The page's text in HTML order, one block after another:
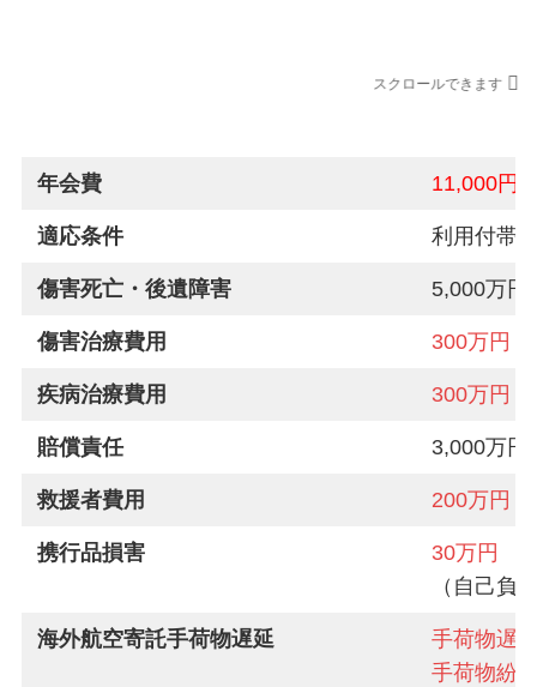
スクロールできます
年会費 11,000円
適応条件 利用付帯
傷害死亡・後遺障害 5,000万円
傷害治療費用 300万円
疾病治療費用 300万円
賠償責任 3,000万円
救援者費用 200万円
携行品損害
30万円
（自己負
海外航空寄託手荷物遅延
手荷物遅
手荷物紛